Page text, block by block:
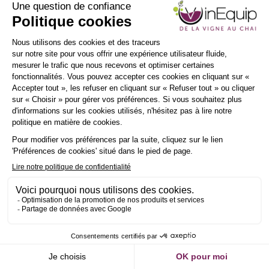
Demander un RDV
Envoyer un message
Description
INSCRIPTIONNEWSLETTER